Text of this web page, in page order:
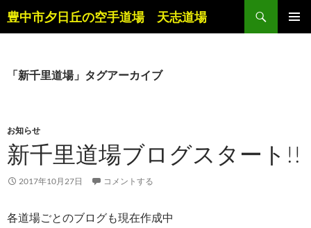
ン
キ
プ
豊中市夕日丘の空手道場 天志道場
検
索
「新千里道場」タグアーカイブ
お知らせ
新千里道場ブログスタート!!
2017年10月27日 コメントする
各道場ごとのブログも現在作成中